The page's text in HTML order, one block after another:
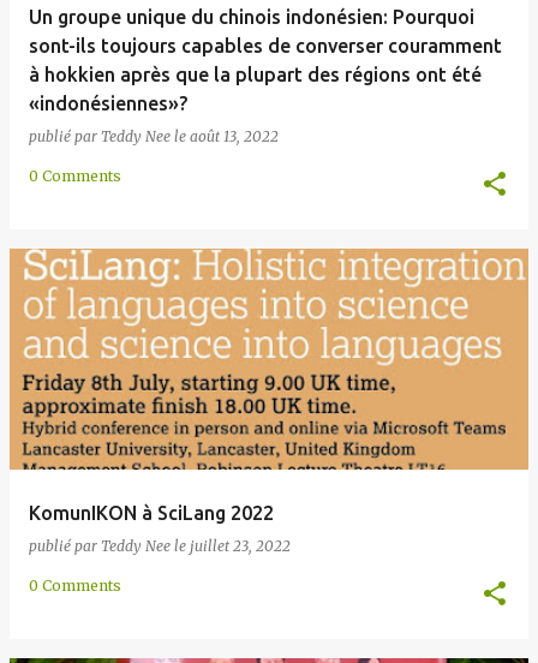
Un groupe unique du chinois indonésien: Pourquoi
sont-ils toujours capables de converser couramment
à hokkien après que la plupart des régions ont été
«indonésiennes»?
publié par Teddy Nee le août 13, 2022
0 Comments
KomunIKON à SciLang 2022
publié par Teddy Nee le juillet 23, 2022
0 Comments